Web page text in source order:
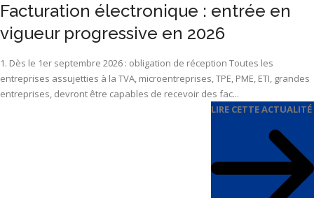
Facturation électronique : entrée en
vigueur progressive en 2026
1. Dès le 1er septembre 2026 : obligation de réception Toutes les
entreprises assujetties à la TVA, microentreprises, TPE, PME, ETI, grandes
entreprises, devront être capables de recevoir des fac...
LIRE CETTE ACTUALITÉ